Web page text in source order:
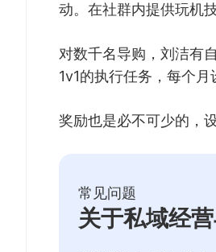
动。在社群内提供玩机
对数千名导购，刘洁有
1v1的执行任务，每个月
奖励也是必不可少的，
常见问题
关于私域经